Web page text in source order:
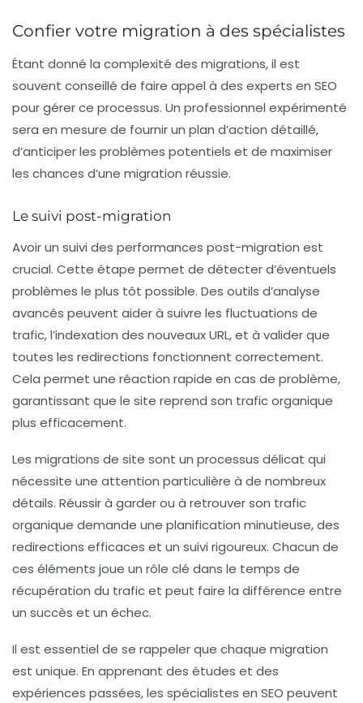
Confier votre migration à des spécialistes
Étant donné la complexité des migrations, il est
souvent conseillé de faire appel à des experts en SEO
pour gérer ce processus. Un professionnel expérimenté
sera en mesure de fournir un plan d’action détaillé,
d’anticiper les problèmes potentiels et de maximiser
les chances d’une migration réussie.
Le suivi post-migration
Avoir un suivi des performances post-migration est
crucial. Cette étape permet de détecter d’éventuels
problèmes le plus tôt possible. Des outils d’analyse
avancés peuvent aider à suivre les fluctuations de
trafic, l’indexation des nouveaux URL, et à valider que
toutes les redirections fonctionnent correctement.
Cela permet une réaction rapide en cas de problème,
garantissant que le site reprend son trafic organique
plus efficacement.
Les migrations de site sont un processus délicat qui
nécessite une attention particulière à de nombreux
détails. Réussir à garder ou à retrouver son trafic
organique demande une planification minutieuse, des
redirections efficaces et un suivi rigoureux. Chacun de
ces éléments joue un rôle clé dans le temps de
récupération du trafic et peut faire la différence entre
un succès et un échec.
Il est essentiel de se rappeler que chaque migration
est unique. En apprenant des études et des
expériences passées, les spécialistes en SEO peuvent